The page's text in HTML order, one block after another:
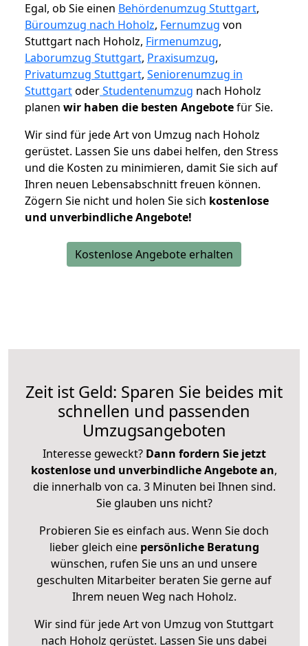
Egal, ob Sie einen Behördenumzug Stuttgart,
Büroumzug nach Hoholz, Fernumzug von
Stuttgart nach Hoholz, Firmenumzug,
Laborumzug Stuttgart, Praxisumzug,
Privatumzug Stuttgart, Seniorenumzug in
StuttgartoderStudentenumzug nach Hoholz
planen wir haben die besten Angebotefür Sie.
Wir sind für jede Art von Umzug nach Hoholz
gerüstet. Lassen Sie uns dabei helfen, den Stress
und die Kosten zu minimieren, damit Sie sich auf
Ihren neuen Lebensabschnitt freuen können.
Zögern Sie nicht und holen Sie sich kostenlose
und unverbindliche Angebote!
Kostenlose Angebote erhalten
Zeit ist Geld: Sparen Sie beides mit
schnellen und passenden
Umzugsangeboten
Interesse geweckt? Dann fordern Sie jetzt
kostenlose und unverbindliche Angebote an,
die innerhalb von ca. 3 Minuten bei Ihnen sind.
Sie glauben uns nicht?
Probieren Sie es einfach aus. Wenn Sie doch
lieber gleich eine persönliche Beratung
wünschen, rufen Sie uns an und unsere
geschulten Mitarbeiter beraten Sie gerne auf
Ihrem neuen Weg nach Hoholz.
Wir sind für jede Art von Umzug von Stuttgart
nach Hoholz gerüstet. Lassen Sie uns dabei